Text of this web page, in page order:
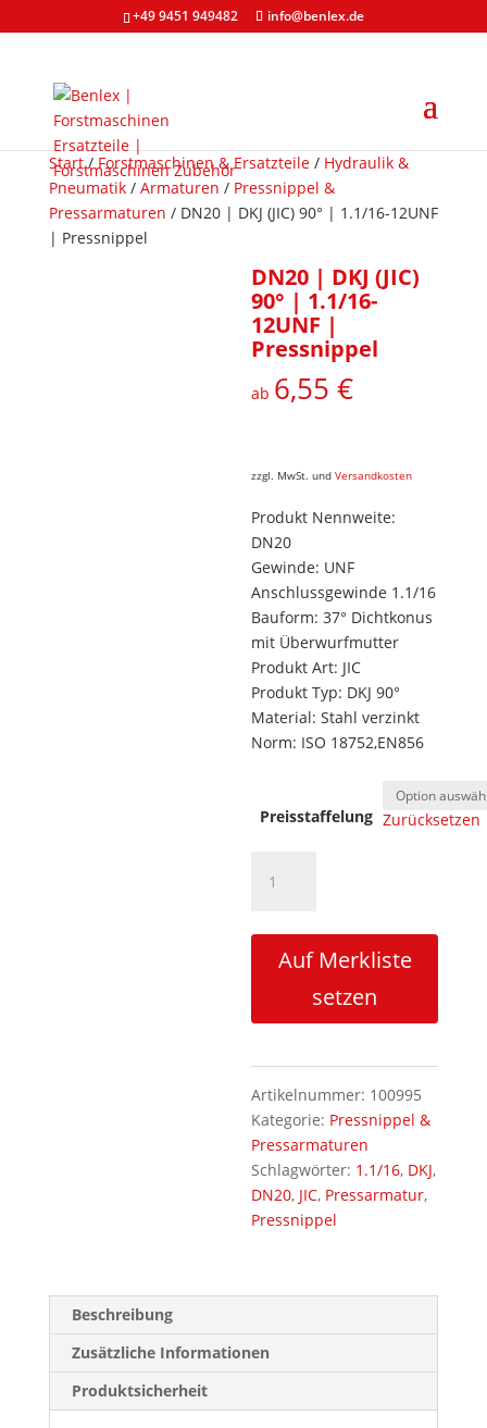
+49 9451 949482 info@benlex.de
Start/Forstmaschinen & Ersatzteile/ Hydraulik &
Pneumatik/ Armaturen / Pressnippel &
Pressarmaturen / DN20 | DKJ (JIC) 90° | 1.1/16-12UNF
| Pressnippel
DN20 | DKJ (JIC)
90° | 1.1/16-
12UNF |
Pressnippel
ab 6,55€
zzgl. MwSt. undVersandkosten
Produkt Nennweite:
DN20
Gewinde: UNF
Anschlussgewinde 1.1/16
Bauform: 37° Dichtkonus
mit Überwurfmutter
Produkt Art: JIC
Produkt Typ: DKJ 90°
Material: Stahl verzinkt
Norm: ISO 18752,EN856
Preisstaffelung Zurücksetzen
(JIC)
|
Pressnippel
Menge
Auf Merkliste
setzen
Artikelnummer: 100995
Kategorie: Pressnippel &
Pressarmaturen
Schlagwörter: 1.1/16, DKJ,
DN20, JIC, Pressarmatur,
Pressnippel
Beschreibung
Zusätzliche Informationen
Produktsicherheit